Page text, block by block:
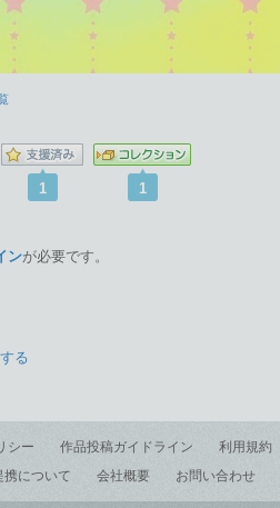
1 1
ンが必要です。
る
シー 作品投稿ガイドライン
利用規約
携について 会社概要 お問い合わせ